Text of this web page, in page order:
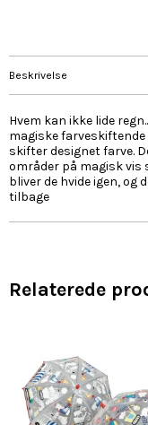
Beskrivelse
Hvem kan ikke lide
magiske farveskiftende
skifter designet farve.
områder på magisk vis
bliver de hvide igen, og
tilbage
Relaterede